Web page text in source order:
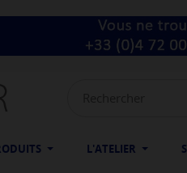
L'ATELIER